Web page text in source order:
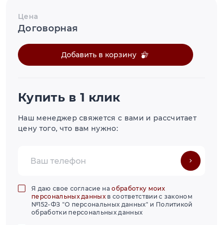
Цена
Договорная
Добавить в корзину
Купить в 1 клик
Наш менеджер свяжется с вами и рассчитает
цену того, что вам нужно:
Я даю свое согласие наобработку моих
персональных данныхв соответствии с законом
№152-ФЗ "О персональных данных" и Политикой
обработки персональных данных